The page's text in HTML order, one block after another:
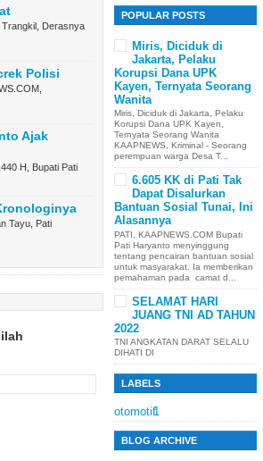
Trangkil, Derasnya
Polisi
Ajak
H, Bupati Pati
Tayu, Pati
POPULAR POSTS
Miris, Diciduk di
Jakarta, Pelaku
Korupsi Dana UPK
Kayen, Ternyata Seorang
Wanita
Miris, Diciduk di Jakarta, Pelaku
Korupsi Dana UPK Kayen,
Ternyata Seorang Wanita
KAAPNEWS, Kriminal - Seorang
perempuan warga Desa T...
6.605 KK di Pati Tak
Dapat Disalurkan
Bantuan Sosial Tunai, Ini
Alasannya
PATI, KAAPNEWS.COM Bupati
Pati Haryanto menyinggung
tentang pencairan bantuan sosial
untuk masyarakat. Ia memberikan
pemahaman pada camat d...
SELAMAT HARI
JUANG TNI AD TAHUN
2022
TNI ANGKATAN DARAT SELALU
DIHATI DI
LABELS
otomotif1
BLOG ARCHIVE